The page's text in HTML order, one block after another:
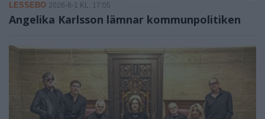
LESSEBO 2026-8-1 KL. 17:05
Angelika Karlsson lämnar kommunpolitiken